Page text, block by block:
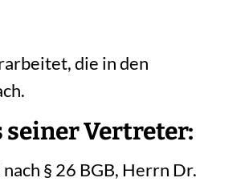
die in den
seiner Vertreter:
§ 26 BGB, Herrn Dr.